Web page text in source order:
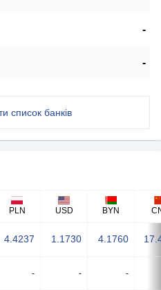
-
-
список банків
PLN USD BYN
4.4237 1.1730 4.1760
- - -